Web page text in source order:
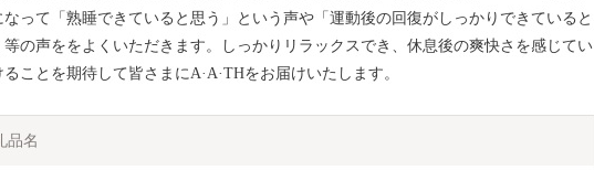
なって「熟睡できていると思う」という声や「運動後の回復がしっかりできていると
等の声ををよくいただきます。しっかりリラックスでき、休息後の爽快さを感じてい
ることを期待して皆さまにA·A·THをお届けいたします。
品名